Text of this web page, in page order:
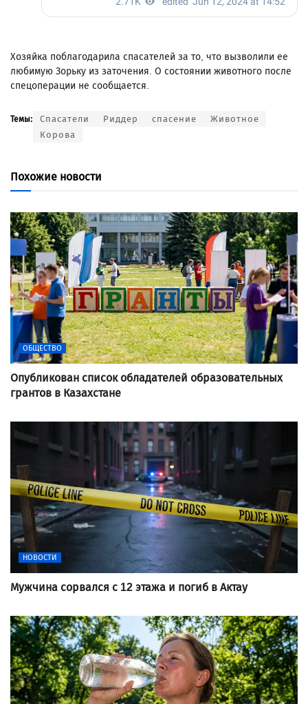
Хозяйка поблагодарила спасателей за то, что вызволили ее
любимую Зорьку из заточения. О состоянии животного после
спецоперации не сообщается.
Темы: Спасатели Риддер спасение
Животное
Корова
Похожие новости
ОБЩЕСТВО
Опубликован список обладателей образовательных
грантов в Казахстане
НОВОСТИ
Мужчина сорвался с 12 этажа и погиб в Актау